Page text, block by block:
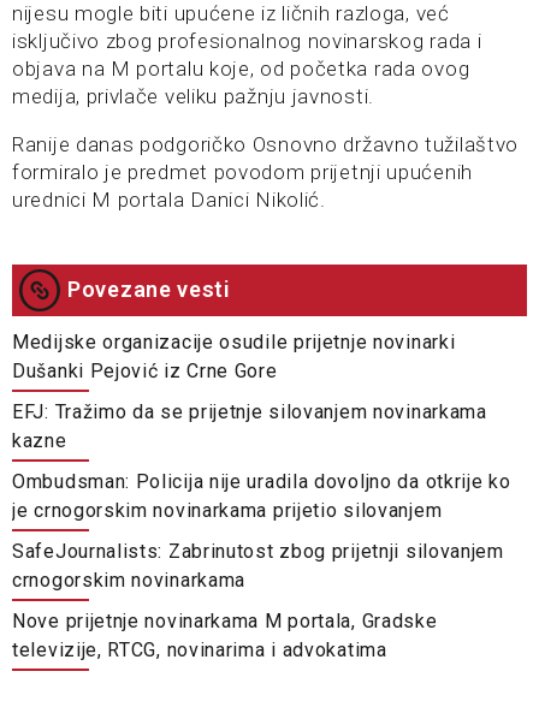
nijesu mogle biti upućene iz ličnih razloga, već
isključivo zbog profesionalnog novinarskog rada i
objava na M portalu koje, od početka rada ovog
medija, privlače veliku pažnju javnosti.
Ranije danas podgoričko Osnovno državno tužilaštvo
formiralo je predmet povodom prijetnji upućenih
urednici M portala Danici Nikolić.
Povezane vesti
Medijske organizacije osudile prijetnje novinarki
Dušanki Pejović iz Crne Gore
EFJ: Tražimo da se prijetnje silovanjem novinarkama
kazne
Ombudsman: Policija nije uradila dovoljno da otkrije ko
je crnogorskim novinarkama prijetio silovanjem
SafeJournalists: Zabrinutost zbog prijetnji silovanjem
crnogorskim novinarkama
Nove prijetnje novinarkama M portala, Gradske
televizije, RTCG, novinarima i advokatima